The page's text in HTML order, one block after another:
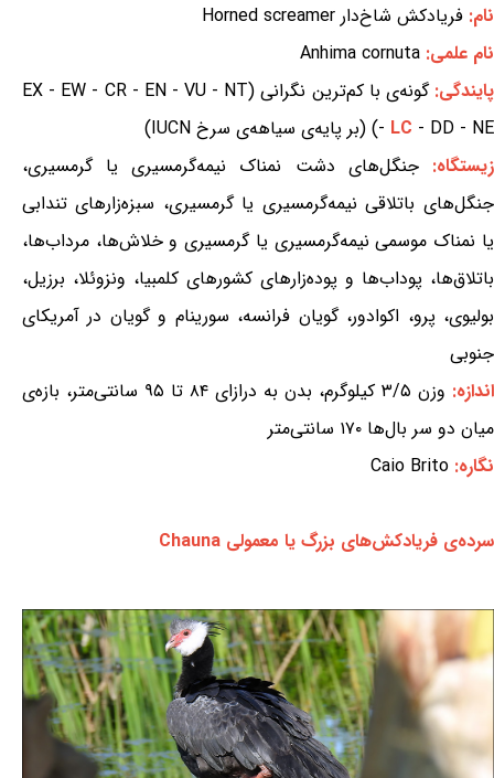
نام: فریادکش شاخ‌دار Horned screamer
نام علمی: Anhima cornuta
پایندگی:
گونه‌ی با کم‌ترین نگرانی (EX - EW - CR - EN - VU - NT
- LC - DD - NE) (بر پایه‌ی سیاهه‌ی سرخ IUCN)
زیستگاه:جنگل‌های دشت نمناک نیمه‌گرمسیری یا گرمسیری،
جنگل‌های باتلاقی نیمه‌گرمسیری یا گرمسیری، سبزه‌زارهای تندابی
یا نمناک موسمی نیمه‌گرمسیری یا گرمسیری و خلاش‌ها، مرداب‌ها،
باتلاق‌ها، پوداب‌ها و پوده‌زارهای کشورهای کلمبیا، ونزوئلا، برزیل،
بولیوی، پرو، اکوادور، گویان فرانسه، سورینام و گویان در آمریکای
جنوبی
اندازه:
وزن ۳/۵ کیلوگرم، بدن به درازای ۸۴ تا ۹۵ سانتی‌متر، بازه‌ی
میان دو سر بال‌ها ۱۷۰ سانتی‌متر
نگاره: Caio Brito
سرده‌ی فریادکش‌های بزرگ یا معمولی Chauna